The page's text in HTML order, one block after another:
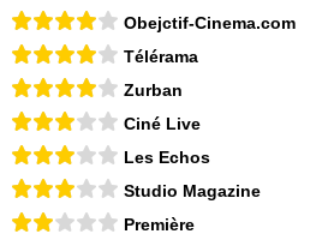
Obejctif-Cinema.com
Télérama
Zurban
Ciné Live
Les Echos
Studio Magazine
Première